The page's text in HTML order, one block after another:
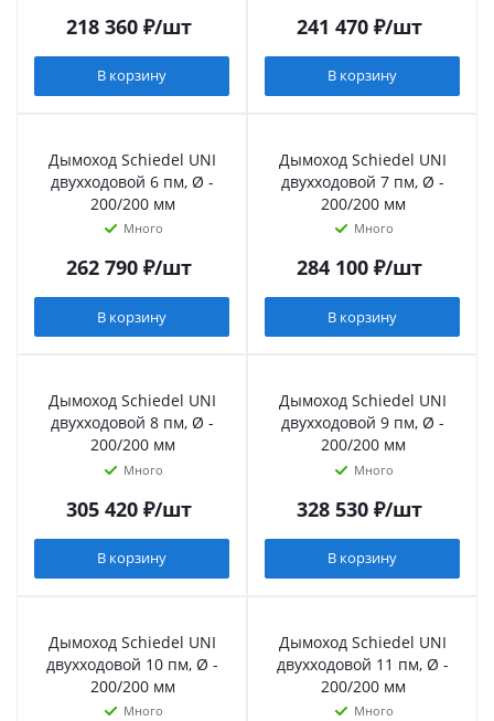
218 360₽/шт
В корзину
241 470₽/шт
В корзину
Дымоход Schiedel UNI
двухходовой 6 пм, Ø -
200/200 мм
Много
262 790₽/шт
В корзину
Дымоход Schiedel UNI
двухходовой 7 пм, Ø -
200/200 мм
Много
284 100₽/шт
В корзину
Дымоход Schiedel UNI
двухходовой 8 пм, Ø -
200/200 мм
Много
305 420₽/шт
В корзину
Дымоход Schiedel UNI
двухходовой 9 пм, Ø -
200/200 мм
Много
328 530₽/шт
В корзину
Дымоход Schiedel UNI
двухходовой 10 пм, Ø -
200/200 мм
Много
Дымоход Schiedel UNI
двухходовой 11 пм, Ø -
200/200 мм
Много